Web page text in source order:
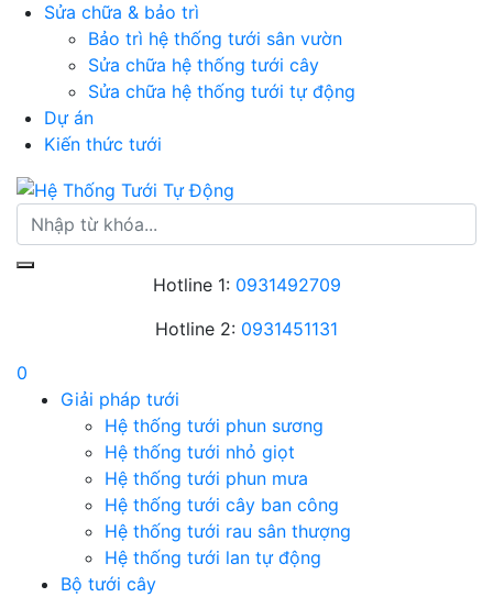
Sửa chữa & bảo trì
Bảo trì hệ thống tưới sân vườn
Sửa chữa hệ thống tưới cây
Sửa chữa hệ thống tưới tự động
Dự án
Kiến thức tưới
Hotline 1: 0931492709
Hotline 2: 0931451131
0
Giải pháp tưới
Hệ thống tưới phun sương
Hệ thống tưới nhỏ giọt
Hệ thống tưới phun mưa
Hệ thống tưới cây ban công
Hệ thống tưới rau sân thượng
Hệ thống tưới lan tự động
Bộ tưới cây